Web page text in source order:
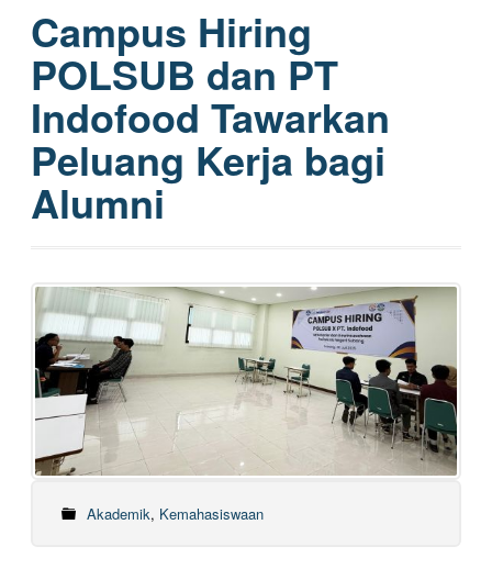
Campus Hiring
POLSUB dan PT
Indofood Tawarkan
Peluang Kerja bagi
Alumni
Akademik, Kemahasiswaan